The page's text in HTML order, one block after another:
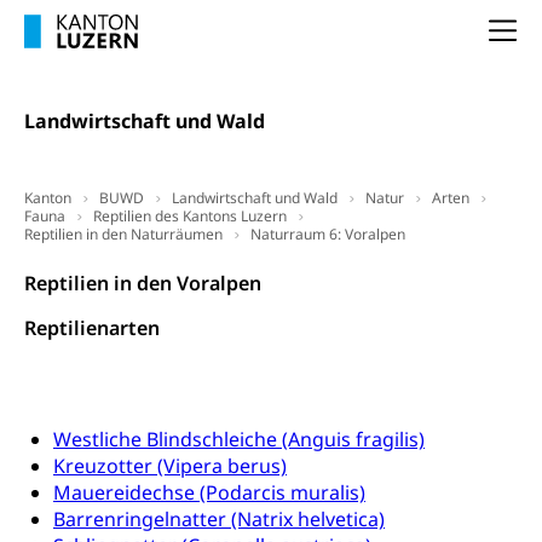
Landwirtschaft und Wald
Kanton BUWD Landwirtschaft und Wald Natur
Arten
Fauna
Reptilien des Kantons Luzern
Reptilien in den Naturräumen
Naturraum 6: Voralpen
Reptilien in den Voralpen
Reptilienarten
Westliche Blindschleiche (Anguis fragilis)
Kreuzotter (Vipera berus)
Mauereidechse (Podarcis muralis)
Barrenringelnatter (Natrix helvetica)
Projektförderung Universität Luzern unilu
Erwachsenenbildung und Weiterbildung
Berufsbildung, Berufsmatura nach Lehre,
Neuorientierung, Grundkompetenzen,
Berufsabschluss für Erwachsene
Bildungsgutscheine Grundkompetenzen
Bildung & Berufsabschluss für Erwachsene
Fachperson Gesundheit (verkürzte
Grundbildung)
Allgemeinbildung für Erwachsene
Lehre, Berufsfachschule, Lehrbetrieb, Lehrvertrag,
Berufsberatung, Qualifikationsverfahren,
Berufswahl & Berufsberatung, Schnupperlehre und
Schulen und Berufsbildungszentren
Integrationsvorlehre INVOL Zentralschweiz
Hochschule Fachhochschule
Studium, Hochschulstudium, tertiäre Bildung